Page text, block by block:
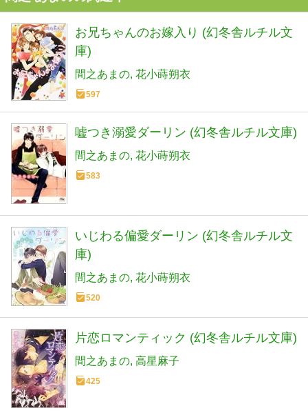
お兄ちゃんのお嫁入り (幻冬舎ルチル文
庫)
間之あまの 花小蒔朔衣
597
嘘つき溺愛ダーリン (幻冬舎ルチル文庫)
間之あまの 花小蒔朔衣
583
いじわる偏愛ダーリン (幻冬舎ルチル文
庫)
間之あまの 花小蒔朔衣
520
片恋ロマンティック (幻冬舎ルチル文庫)
間之あまの 高星麻子
425